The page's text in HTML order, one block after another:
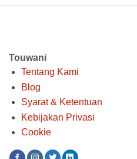
Rp 340.000.
Touwani
Tentang Kami
Blog
Syarat & Ketentuan
Kebijakan Privasi
Cookie